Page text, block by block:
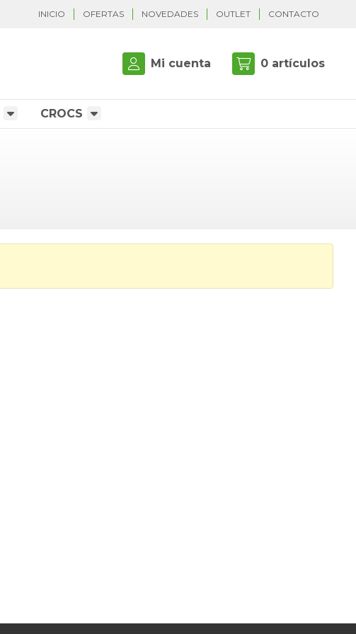
INICIO OFERTAS NOVEDADES OUTLET CONTACTO
Mi cuenta 0 artículos
CROCS